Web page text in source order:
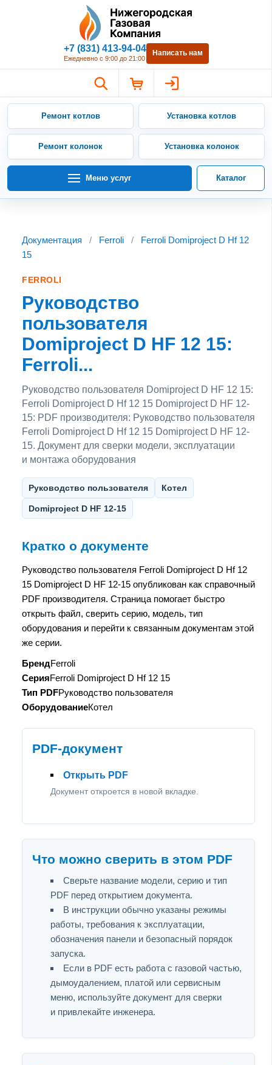
Нижегородская Газовая
+7 (831) 413-94-04
Ежедневно с 9:00 до 21:00
Написать нам
Ремонт котлов Установка котлов
Ремонт колонок Установка колонок
Меню услуг Каталог
Документация / Ferroli /
Ferroli Domiproject D Hf 12
15
FERROLI
Руководство
пользователя
Domiproject D HF 12 15:
Ferroli...
Руководство пользователя Domiproject D HF 12 15:
Ferroli Domiproject D Hf 12 15 Domiproject D HF 12-
15: PDF производителя: Руководство пользователя
Ferroli Domiproject D Hf 12 15 Domiproject D HF 12-
15. Документ для сверки модели, эксплуатации
и монтажа оборудования
Руководство пользователя Котел
Domiproject D HF 12-15
Кратко о документе
Руководство пользователя Ferroli Domiproject D Hf 12
15 Domiproject D HF 12-15 опубликован как справочный
PDF производителя. Страница помогает быстро
открыть файл, сверить серию, модель, тип
оборудования и перейти к связанным документам этой
же серии.
БрендFerroli
СерияFerroli Domiproject D Hf 12 15
Тип PDFРуководство пользователя
ОборудованиеКотел
PDF-документ
Открыть PDF
Документ откроется в новой вкладке.
Что можно сверить в этом PDF
Сверьте название модели, серию и тип
PDF перед открытием документа.
В инструкции обычно указаны режимы
работы, требования к эксплуатации,
обозначения панели и безопасный порядок
запуска.
Если в PDF есть работа с газовой частью,
дымоудалением, платой или сервисным
меню, используйте документ для сверки
и привлекайте инженера.